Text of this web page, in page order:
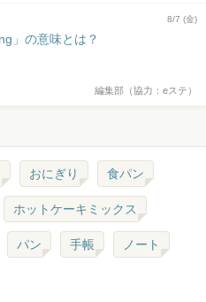
8/7 (金)
」の意味とは？
編集部（協力：eステ）
おにぎり 食パン
ホットケーキミックス
パン 手帳 ノート